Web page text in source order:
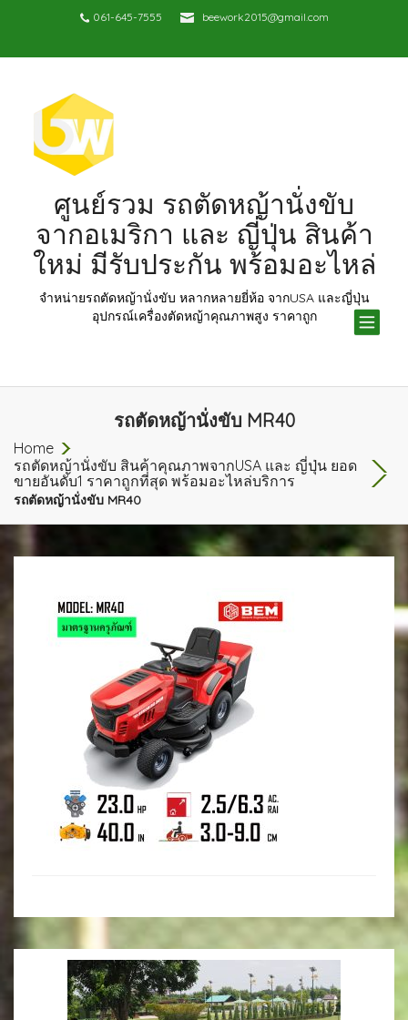
061-645-7555 beework2015@gmail.com
ศูนย์รวม รถตัดหญ้านั่งขับ
จากอเมริกา และ ญี่ปุ่น สินค้า
ใหม่ มีรับประกัน พร้อมอะไหล่
จำหน่ายรถตัดหญ้านั่งขับ หลากหลายยี่ห้อ จากUSA และญี่ปุ่น
อุปกรณ์เครื่องตัดหญ้าคุณภาพสูง ราคาถูก
รถตัดหญ้านั่งขับ MR40
Home
รถตัดหญ้านั่งขับ สินค้าคุณภาพจากUSA และ ญี่ปุ่น ยอด
ขายอันดับ1 ราคาถูกที่สุด พร้อมอะไหล่บริการ
รถตัดหญ้านั่งขับ MR40